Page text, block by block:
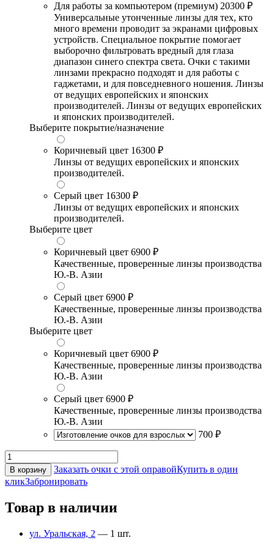
Для работы за компьютером (премиум) 20300 ₽
Универсальные утонченные линзы для тех, кто
много времени проводит за экранами цифровых
устройств. Специальное покрытие помогает
выборочно фильтровать вредный для глаза
диапазон синего спектра света. Очки с такими
линзами прекрасно подходят и для работы с
гаджетами, и для повседневного ношения. Линзы
от ведущих европейских и японских
производителей. Линзы от ведущих европейских
и японских производителей.
Выберите покрытие/назначение
Коричневый цвет 16300 ₽
Линзы от ведущих европейских и японских
производителей.
Серый цвет 16300 ₽
Линзы от ведущих европейских и японских
производителей.
Выберите цвет
Коричневый цвет 6900 ₽
Качественные, проверенные линзы производства
Ю.-В. Азии
Серый цвет 6900 ₽
Качественные, проверенные линзы производства
Ю.-В. Азии
Выберите цвет
Коричневый цвет 6900 ₽
Качественные, проверенные линзы производства
Ю.-В. Азии
Серый цвет 6900 ₽
Качественные, проверенные линзы производства
Ю.-В. Азии
700 ₽
В корзину Заказать очки с этой оправойКупить в один
кликЗабронировать
Товар в наличии
ул. Уральская, 2 — 1 шт.